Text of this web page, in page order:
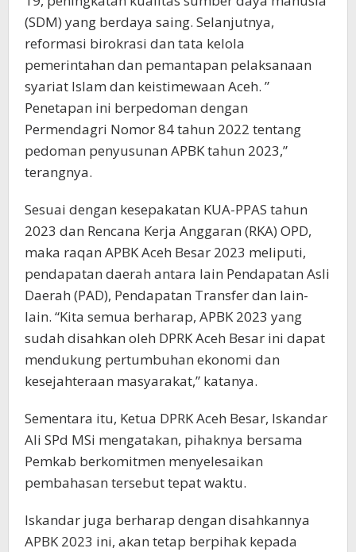
(SDM) yang berdaya saing. Selanjutnya,
reformasi birokrasi dan tata kelola
pemerintahan dan pemantapan pelaksanaan
syariat Islam dan keistimewaan Aceh. ”
Penetapan ini berpedoman dengan
Permendagri Nomor 84 tahun 2022 tentang
pedoman penyusunan APBK tahun 2023,”
terangnya.
Sesuai dengan kesepakatan KUA-PPAS tahun
2023 dan Rencana Kerja Anggaran (RKA) OPD,
maka raqan APBK Aceh Besar 2023 meliputi,
pendapatan daerah antara lain Pendapatan Asli
Daerah (PAD), Pendapatan Transfer dan lain-
lain. “Kita semua berharap, APBK 2023 yang
sudah disahkan oleh DPRK Aceh Besar ini dapat
mendukung pertumbuhan ekonomi dan
kesejahteraan masyarakat,” katanya.
Sementara itu, Ketua DPRK Aceh Besar, Iskandar
Ali SPd MSi mengatakan, pihaknya bersama
Pemkab berkomitmen menyelesaikan
pembahasan tersebut tepat waktu.
Iskandar juga berharap dengan disahkannya
APBK 2023 ini, akan tetap berpihak kepada